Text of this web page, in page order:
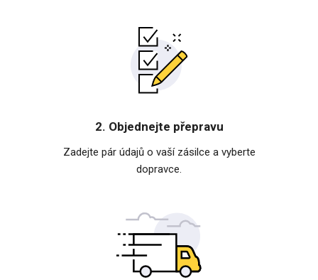
2. Objednejte přepravu
Zadejte pár údajů o vaší zásilce a vyberte
dopravce.